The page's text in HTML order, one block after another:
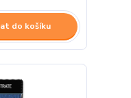
do košíku